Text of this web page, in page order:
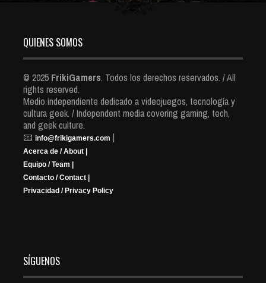
QUIENES SOMOS
© 2025 FrikiGamers. Todos los derechos reservados. / All
rights reserved.
Medio independiente dedicado a videojuegos, tecnología y
cultura geek. / Independent media covering gaming, tech,
and geek culture.
📧 info@frikigamers.com |
Acerca de / About |
Equipo / Team |
Contacto / Contact |
Privacidad / Privacy Policy
SÍGUENOS